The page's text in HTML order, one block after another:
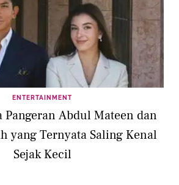
ENTERTAINMENT
Pangeran Abdul Mateen dan
yang Ternyata Saling Kenal
Sejak Kecil